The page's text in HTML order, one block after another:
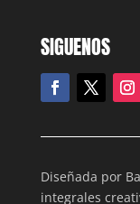
SIGUENOS
Diseñada por
integrales